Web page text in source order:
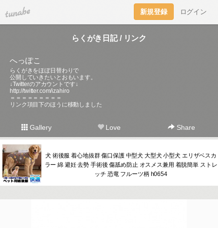
tuna.be 新規登録 ログイン
らくがき日記 / リンク
へっぽこ
らくがきをほぼ日替わりで
公開していきたいとおもいます。
↓Twitterのアカウントです↓
http://twitter.com/izahiro
＝＝＝＝＝＝＝＝＝
リンク項目下のほうに移動しました
Gallery Love Share
犬 術後服 着心地抜群 傷口保護 中型犬 大型犬 小型犬 エリザベスカ
ラー 綿 避妊 去勢 手術後 傷舐め防止 オスメス兼用 着脱簡単 ストレ
ッチ 恐竜 フルーツ柄 h0654